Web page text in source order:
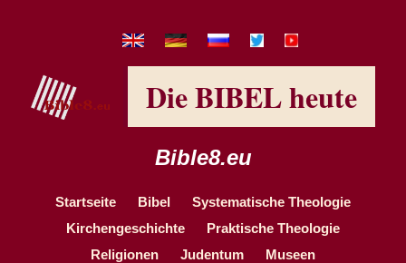
Die BIBEL heute
Bible8.eu
Startseite Bibel
Systematische Theologie
Kirchengeschichte
Praktische Theologie
Religionen
Judentum Museen